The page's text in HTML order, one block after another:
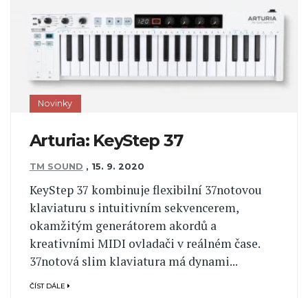
Novinky
Arturia: KeyStep 37
TM SOUND , 15. 9. 2020
KeyStep 37 kombinuje flexibilní 37notovou
klaviaturu s intuitivním sekvencerem,
okamžitým generátorem akordů a
kreativními MIDI ovladači v reálném čase.
37notová slim klaviatura má dynami...
ČÍST DÁLE